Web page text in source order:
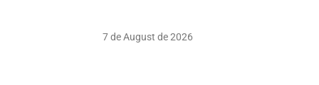
7 de August de 2026